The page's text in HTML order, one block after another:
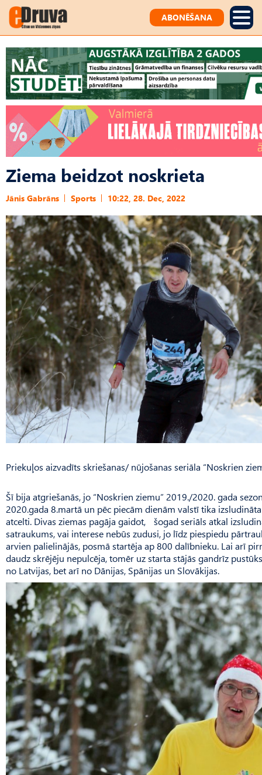
ABONĒŠANA
Ziema beidzot noskrieta
Jānis Gabrāns Sports 10:22, 28. Dec, 2022
Priekuļos aizvadīts skriešanas/ nūjošanas seriāla “Noskrien
Šī bija atgriešanās, jo “Noskrien ziemu” 2019./2020. gada
2020.gada 8.martā un pēc piecām dienām valstī tika
atcelti. Divas ziemas pagāja gaidot, šogad seriāls atkal
satraukums, vai interese nebūs zudusi, jo līdz piespiedu
arvien palielinājās, posmā startēja ap 800 dalībnieku. Lai arī
daudz skrējēju nepulcēja, tomēr uz starta stājās gandrīz
no Latvijas, bet arī no Dānijas, Spānijas un Slo­vākijas.